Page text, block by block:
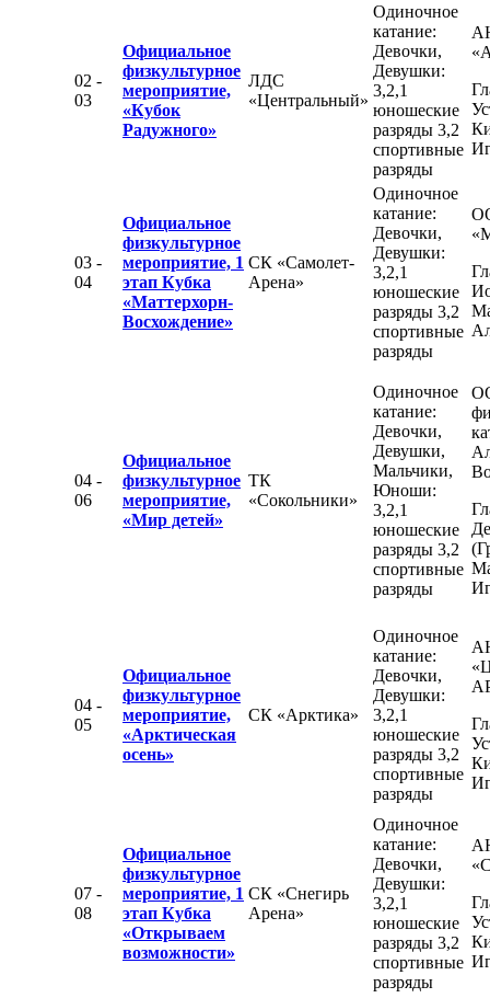
02 -
03
Официальное
физкультурное
мероприятие,
«Кубок
Радужного»
ЛДС
«Центральный»
Одиночное
катание:
Девочки,
Девушки:
3,2,1
юношеские
разряды 3,2
спортивные
разряды
03 -
04
Официальное
физкультурное
мероприятие, 1
этап Кубка
«Маттерхорн-
Восхождение»
СК «Самолет-
Арена»
Одиночное
катание:
Девочки,
Девушки:
3,2,1
юношеские
разряды 3,2
спортивные
разряды
04 -
06
Официальное
физкультурное
мероприятие,
«Мир детей»
ТК
«Сокольники»
Одиночное
катание:
Девочки,
Девушки,
Мальчики,
Юноши:
3,2,1
юношеские
разряды 3,2
спортивные
разряды
04 -
05
Официальное
физкультурное
мероприятие,
«Арктическая
осень»
СК «Арктика»
Одиночное
катание:
Девочки,
Девушки:
3,2,1
юношеские
разряды 3,2
спортивные
разряды
07 -
08
Официальное
физкультурное
мероприятие, 1
этап Кубка
«Открываем
возможности»
СК «Снегирь
Арена»
Одиночное
катание:
Девочки,
Девушки:
3,2,1
юношеские
разряды 3,2
спортивные
разряды